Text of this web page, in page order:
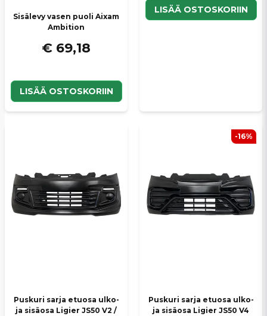
Sisälevy vasen puoli Aixam
Ambition
€ 69,18
LISÄÄ OSTOSKORIIN
LISÄÄ OSTOSKORIIN
Puskuri sarja etuosa ulko-
ja sisäosa Ligier JS50 V2 /
Puskuri sarja etuosa ulko-
ja sisäosa Ligier JS50 V4
-16%